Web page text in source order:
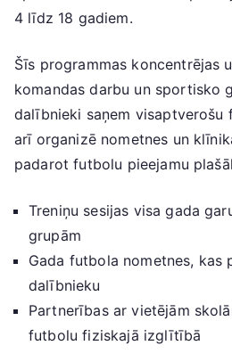
4 līdz 18 gadiem.
Šīs programmas koncentrējas
komandas darbu un sportisko
dalībnieki saņem
arī organizē nometnes un
padarot futbolu pieejamu
Treniņu sesijas visa gada
grupām
Gada futbola nometnes, kas
dalībnieku
Partnerības ar vietējām
futbolu fiziskajā izglītībā